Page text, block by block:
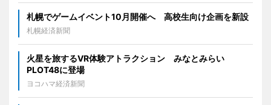
札幌でゲームイベント10月開催へ 高校生向け企画を新設
札幌経済新聞
火星を旅するVR体験アトラクション みなとみらい
PLOT48に登場
ヨコハマ経済新聞